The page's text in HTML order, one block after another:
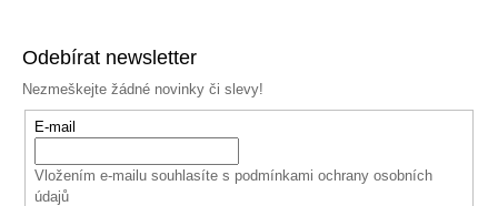
Odebírat newsletter
Nezmeškejte žádné novinky či slevy!
E-mail
Vložením e-mailu souhlasíte s podmínkami ochrany osobních
údajů